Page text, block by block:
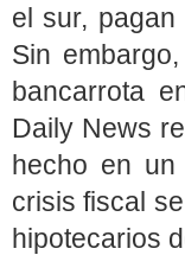
el sur,
Sin
bancarrota
Daily News
hecho en un
crisis fiscal
hipotecarios